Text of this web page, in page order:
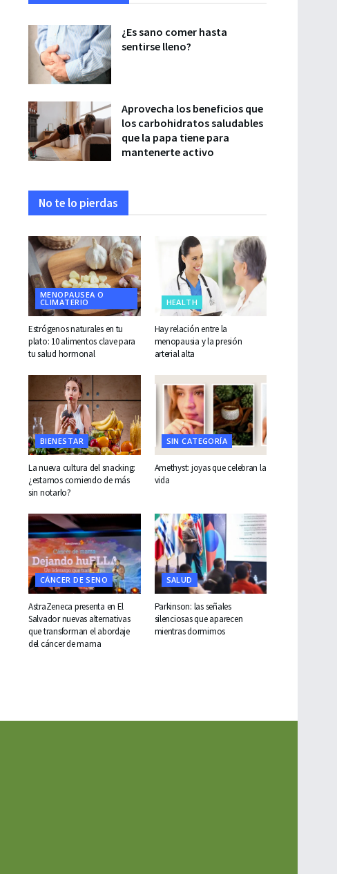
¿Es sano comer hasta
sentirse lleno?
Aprovecha los beneficios que
los carbohidratos saludables
que la papa tiene para
mantenerte activo
No te lo pierdas
MENOPAUSEA O
CLIMATERIO
Estrógenos naturales en tu
plato: 10 alimentos clave para
tu salud hormonal
HEALTH
Hay relación entre la
menopausia y la presión
arterial alta
BIENESTAR
La nueva cultura del snacking:
¿estamos comiendo de más
sin notarlo?
SIN CATEGORÍA
Amethyst: joyas que celebran la
vida
CÁNCER DE SENO
AstraZeneca presenta en El
Salvador nuevas alternativas
que transforman el abordaje
del cáncer de mama
SALUD
Parkinson: las señales
silenciosas que aparecen
mientras dormimos